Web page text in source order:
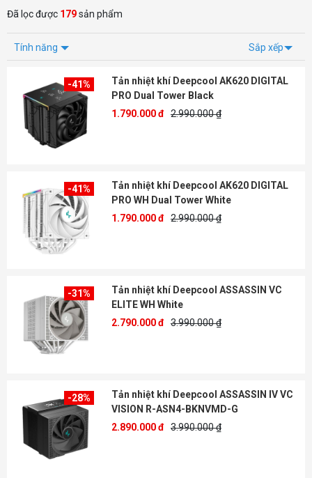
Đã lọc được 179sản phẩm
Tính năng Sắp xếp
-41%
Tản nhiệt khí Deepcool AK620 DIGITAL
PRO Dual Tower Black
1.790.000 đ 2.990.000 ₫
-41%
Tản nhiệt khí Deepcool AK620 DIGITAL
PRO WH Dual Tower White
1.790.000 đ 2.990.000 ₫
-31%
Tản nhiệt khí Deepcool ASSASSIN VC
ELITE WH White
2.790.000 đ 3.990.000 ₫
-28%
Tản nhiệt khí Deepcool ASSASSIN IV VC
VISION R-ASN4-BKNVMD-G
2.890.000 đ 3.990.000 ₫